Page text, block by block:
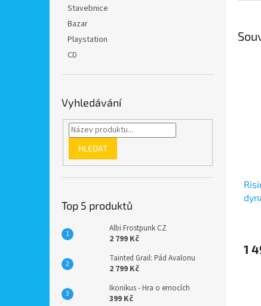
Stavebnice
Bazar
Playstation
CD
Vyhledávání
HLEDAT
Top 5 produktů
Albi Frostpunk CZ
2 799 Kč
Tainted Grail: Pád Avalonu
2 799 Kč
Ikonikus - Hra o emocích
399 Kč
1